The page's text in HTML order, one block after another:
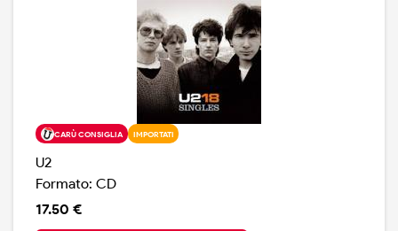
CARÙ CONSIGLIA IMPORTATI
U2
Formato: CD
17.50 €